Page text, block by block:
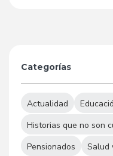
Categorías
Actualidad
Historias que no son
Pensionados
Salud